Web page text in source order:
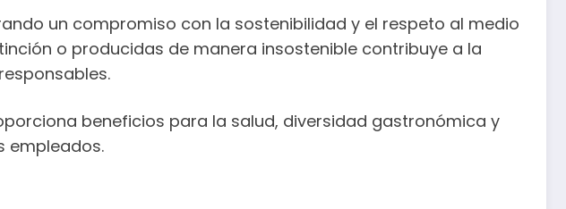
un compromiso con la sostenibilidad y el respeto al medio
o producidas de manera insostenible contribuye a la
beneficios para la salud, diversidad gastronómica y
empleados.